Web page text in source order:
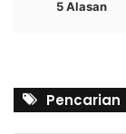
5 Alasan
Pencarian